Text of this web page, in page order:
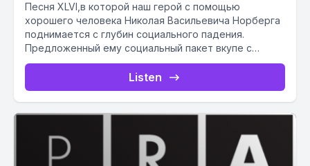
Песня XLVI,в которой наш герой с помощью
хорошего человека Николая Васильевича Норберга
поднимается с глубин социального падения.
Предложенный ему социальный пакет вкупе с
солидной...
Listen